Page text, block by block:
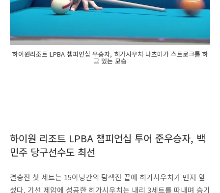
하이원리조트 LPBA 챔피언십 우승자, 히가시우치 나츠미가 스트로크를 하
고 있는 모습
하이원 리조트 LPBA 챔피언십 투어 준우승자, 백
민주 당구선수도 최선
결승전 첫 세트는 15이닝간의 탐색전 끝에 히가시우치가 먼저 앞
섰다. 기선 제압에 성공한 히가시우치는 내리 3세트를 따내며 승기